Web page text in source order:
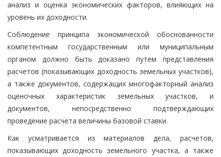
анализ и оценка экономических факторов, влияющих на
уровень их доходности.
Соблюдение принципа экономической обоснованности
компетентным государственным или муниципальным
органом должно быть доказано путем представления
расчетов (показывающих доходность земельных участков),
а также документов, содержащих многофакторный анализ
оценочных характеристик земельных участков, и
документов, непосредственно подтверждающих
проведение расчета величины базовой ставки.
Как усматривается из материалов дела, расчетов,
показывающих доходность земельного участка, а также